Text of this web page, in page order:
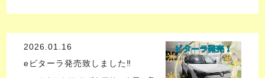
2026.01.16
eビターラ発売致しました‼